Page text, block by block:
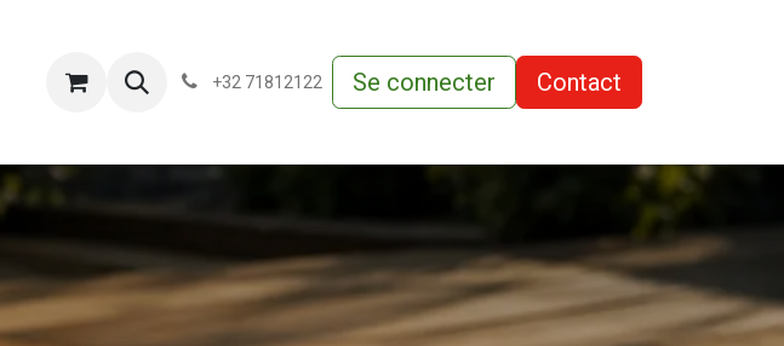
Conditions-generales-de-vente
+32 71812122 Se connecter Contact